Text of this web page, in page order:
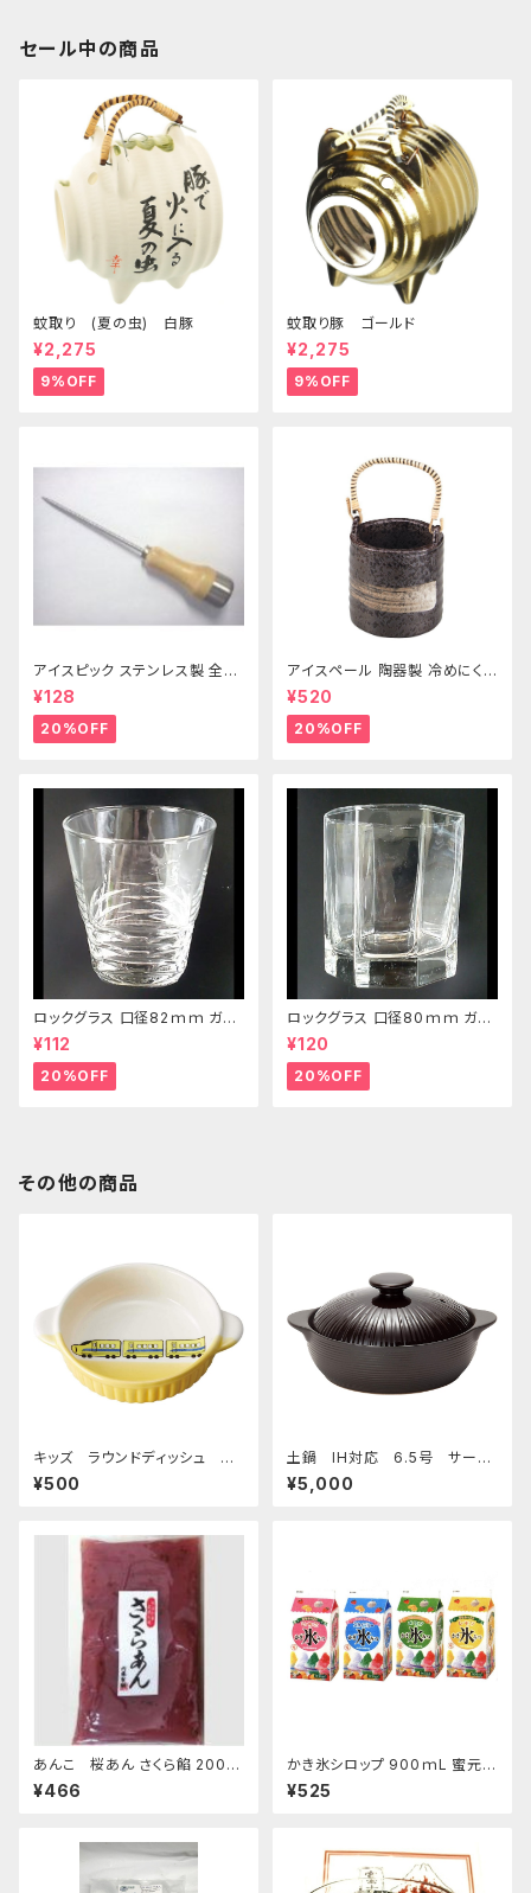
セール中の商品
蚊取り (夏の虫) 白豚
¥2,275
9%OFF
蚊取り豚 ゴールド
¥2,275
9%OFF
アイスピック ステンレス製 全長
215ｍｍ
¥128
20%OFF
アイスペール 陶器製 冷めにくい
二重構造 860ml
¥520
20%OFF
ロックグラス 口径82ｍｍ ガラ
ス製 250cc
¥112
20%OFF
ロックグラス 口径80ｍｍ ガラ
ス製 220cc
¥120
20%OFF
その他の商品
キッズ ラウンドディッシュ 超
特急イエロー
¥500
土鍋 IH対応 6.5号 サーマ
テック チョコレート
¥5,000
あんこ 桜あん さくら餡 200ｇ
老舗 あんこ屋のこだわり餡【ク
リックポスト便】
¥466
かき氷シロップ 900ｍL 蜜元研
究所製
¥525